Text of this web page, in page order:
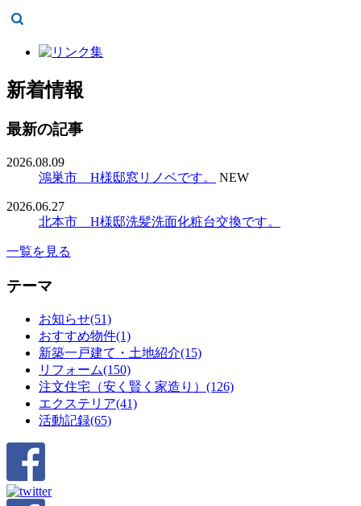
新着情報
最新の記事
2026.08.09
鴻巣市 H様邸窓リノベです。
NEW
2026.06.27
北本市 H様邸洗髪洗面化粧台交換です。
一覧を見る
テーマ
お知らせ(51)
おすすめ物件(1)
新築一戸建て・土地紹介(15)
リフォーム(150)
注文住宅（安く賢く家造り）(126)
エクステリア(41)
活動記録(65)